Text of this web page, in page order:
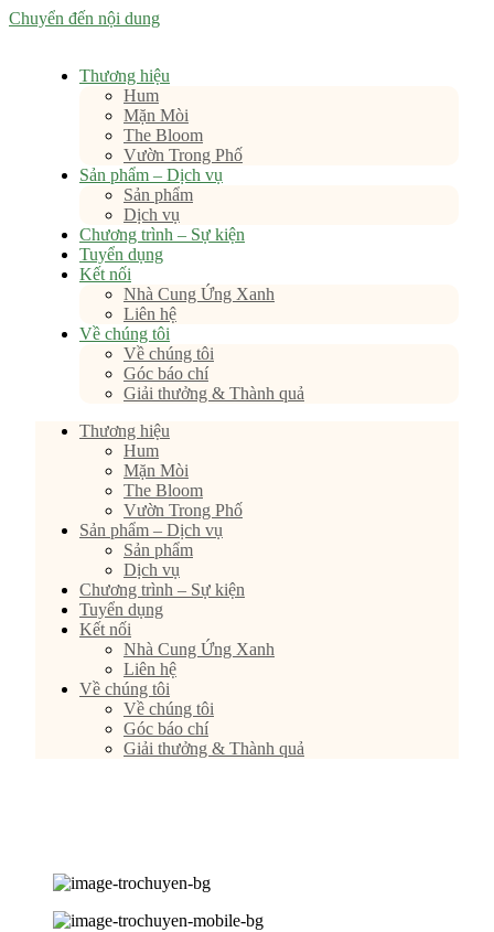
Chuyển đến nội dung
Thương hiệu
Hum
Mặn Mòi
The Bloom
Vườn Trong Phố
Sản phẩm – Dịch vụ
Sản phẩm
Dịch vụ
Chương trình – Sự kiện
Tuyển dụng
Kết nối
Nhà Cung Ứng Xanh
Liên hệ
Về chúng tôi
Về chúng tôi
Góc báo chí
Giải thưởng & Thành quả
Thương hiệu
Hum
Mặn Mòi
The Bloom
Vườn Trong Phố
Sản phẩm – Dịch vụ
Sản phẩm
Dịch vụ
Chương trình – Sự kiện
Tuyển dụng
Kết nối
Nhà Cung Ứng Xanh
Liên hệ
Về chúng tôi
Về chúng tôi
Góc báo chí
Giải thưởng & Thành quả